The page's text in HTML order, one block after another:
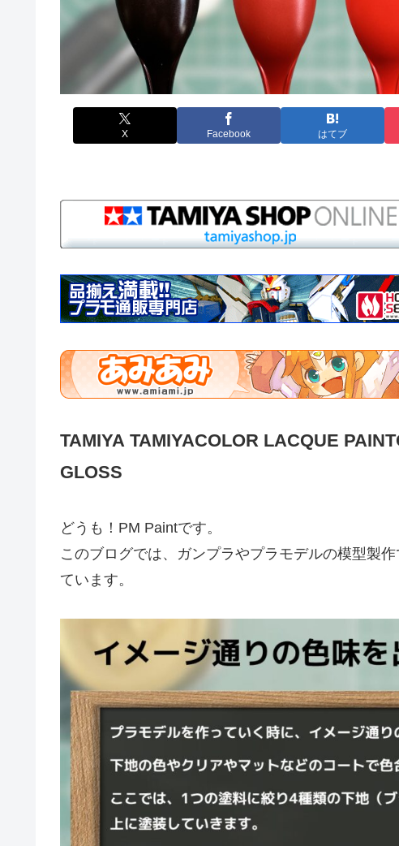
X Facebook はてブ
TAMIYA TAMIYACOLOR LACQUE
GLOSS
どうも！PM Paintです。
このブログでは、ガンプラやプラモデルの模型製
ています。